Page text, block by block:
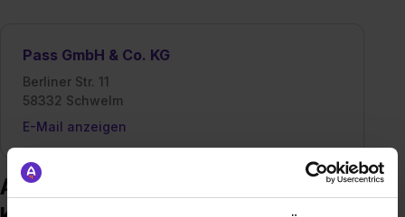
Pass GmbH & Co. KG
Berliner Str. 11
58332 Schwelm
E-Mail anzeigen
Ausbildung bei Pass GmbH & Co.